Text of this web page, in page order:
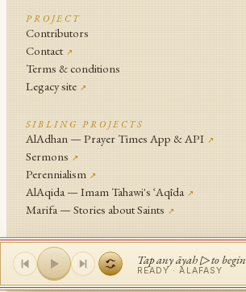
PROJECT
Contributors
Contact ↗
Terms & conditions
Legacy site ↗
SIBLING PROJECTS
AlAdhan — Prayer Times App & API ↗
Sermons ↗
Perennialism ↗
AlAqida — Imam Tahawi's ʿAqīda ↗
Marifa — Stories about Saints ↗
An Islamic NetworkProject .
© Islamic Network and contributors since 2014
Tap any āyah ▷ to begin
READY ·ALAFASY